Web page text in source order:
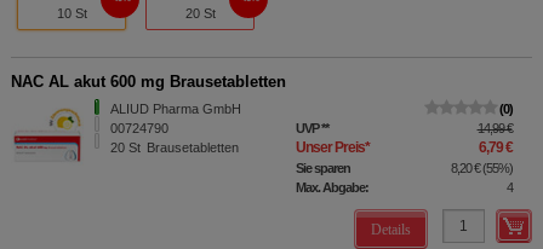
10 St 20 St
NAC AL akut 600 mg Brausetabletten
ALIUD Pharma GmbH
00724790
20 St Brausetabletten
0
UVP** 14,99 €
Unser Preis* 6,79 €
Sie sparen 8,20 €(55%)
Max. Abgabe:
4
Details